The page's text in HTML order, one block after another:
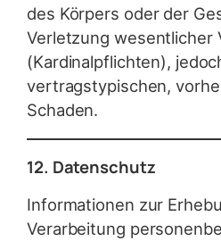
des Körpers oder der
Verletzung wesentlicher
(Kardinalpflichten),
vertragstypischen,
Schaden.
12. Datenschutz
Informationen zur
Verarbeitung